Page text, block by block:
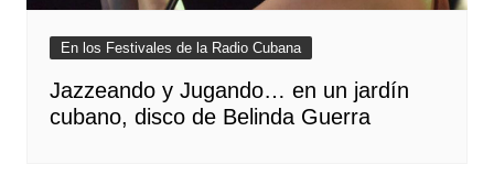
En los Festivales de la Radio Cubana
Jazzeando y Jugando… en un jardín
cubano, disco de Belinda Guerra